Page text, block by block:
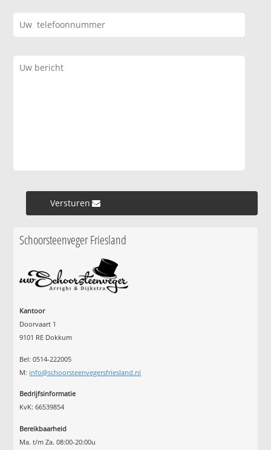
Versturen »
Schoorsteenveger Friesland
Kantoor
Doorvaart 1
9101 RE Dokkum
Bel: 0514-222005
M: info@schoorsteenvegersfriesland.nl
Bedrijfsinformatie
KvK: 66539854
Bereikbaarheid
Ma. t/m Za. 08:00-20:00u